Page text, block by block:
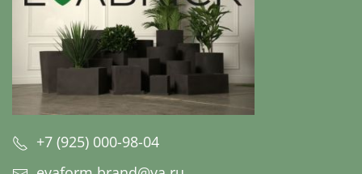
+7 (925) 000-98-04